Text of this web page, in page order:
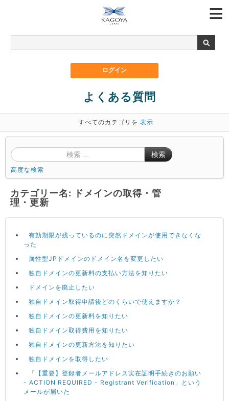
よくある質問
すべてのカテゴリを 表示
検索
高度な検索
カテゴリー名: ドメインの取得・管
理・更新
有効期限が残っているのに突然ドメインが使用できなくな
った
属性型JPドメインのドメイン名を変更したい
独自ドメインの更新料の支払い方法を知りたい
ドメインを廃止したい
独自ドメイン取得申請後どのくらいで使えますか？
独自ドメインの更新料を知りたい
独自ドメイン取得費用を知りたい
独自ドメインの更新方法を知りたい
独自ドメインを取得したい
「【重要】登録者メールアドレス実在証明手続きのお願い
- ACTION REQUIRED - Registrant Verification」という
メールが届いた